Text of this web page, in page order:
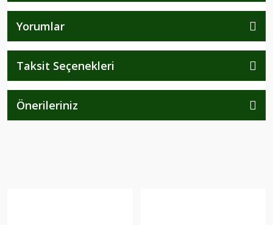
Yorumlar
Taksit Seçenekleri
Önerileriniz